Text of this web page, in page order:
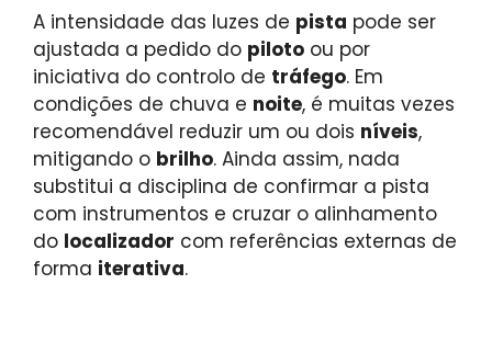
A intensidade das luzes de pista pode ser
ajustada a pedido do piloto ou por
iniciativa do controlo de tráfego. Em
condições de chuva e noite, é muitas vezes
recomendável reduzir um ou dois níveis,
mitigando o brilho. Ainda assim, nada
substitui a disciplina de confirmar a pista
com instrumentos e cruzar o alinhamento
do localizador com referências externas de
forma iterativa.